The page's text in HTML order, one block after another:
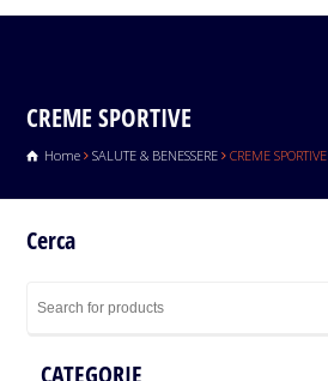
CREME SPORTIVE
Home SALUTE & BENESSERE CREME SPORTIVE
Cerca
CATEGORIE